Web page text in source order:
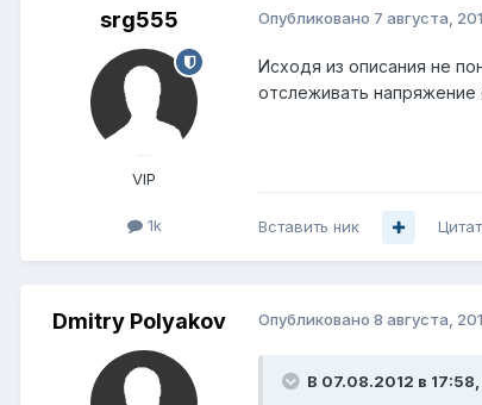
srg555
VIP
1k
Опубликовано 7 августа,
Исходя из описания не
отслеживать напряжение
Вставить ник
Dmitry Polyakov Опубликовано 8 августа,
В 07.08.2012 в